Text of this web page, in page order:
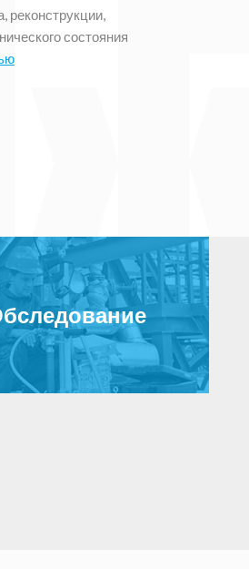
состояния